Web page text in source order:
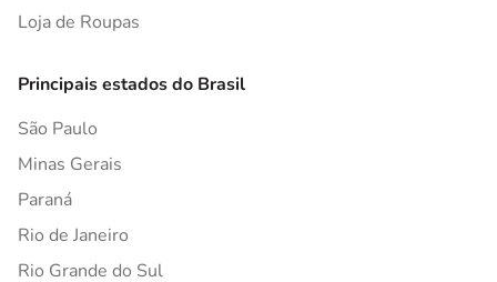
Loja de Roupas
Principais estados do Brasil
São Paulo
Minas Gerais
Paraná
Rio de Janeiro
Rio Grande do Sul